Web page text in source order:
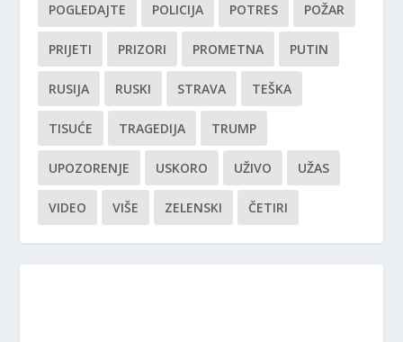
POGLEDAJTE POLICIJA POTRES POŽAR
PRIJETI PRIZORI PROMETNA PUTIN
RUSIJA RUSKI STRAVA TEŠKA
TISUĆE TRAGEDIJA TRUMP
UPOZORENJE USKORO UŽIVO UŽAS
VIDEO VIŠE ZELENSKI ČETIRI